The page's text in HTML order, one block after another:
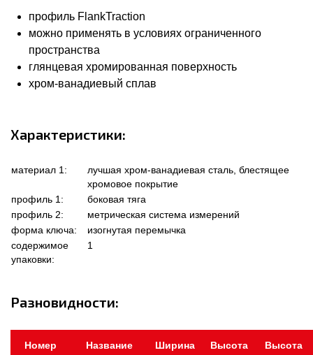
профиль FlankTraction
можно применять в условиях ограниченного
пространства
глянцевая хромированная поверхность
хром-ванадиевый сплав
Характеристики:
материал 1:
лучшая хром-ванадиевая сталь, блестящее
хромовое покрытие
профиль 1:
боковая тяга
профиль 2:
метрическая система измерений
форма ключа:
изогнутая перемычка
содержимое
упаковки:
1
Разновидности:
Номер
Название
Ширина
Высота
Высота